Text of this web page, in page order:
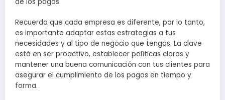
de los pagos.
Recuerda que cada empresa es diferente, por lo tanto,
es importante adaptar estas estrategias a tus
necesidades y al tipo de negocio que tengas. La clave
está en ser proactivo, establecer políticas claras y
mantener una buena comunicación con tus clientes para
asegurar el cumplimiento de los pagos en tiempo y
forma.